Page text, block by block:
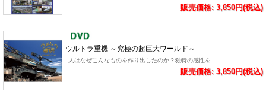
販売価格: 3,850円(税込)
ウルトラ重機 ～究極の超巨大ワールド～
人はなぜこんなものを作り出したのか？独特の感性を..
販売価格: 3,850円(税込)